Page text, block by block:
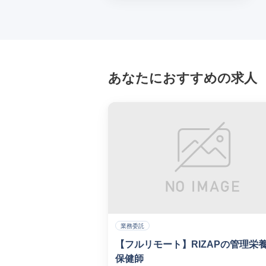
あなたにおすすめの求人
業務委託
【フルリモート】RIZAPの管理栄
保健師